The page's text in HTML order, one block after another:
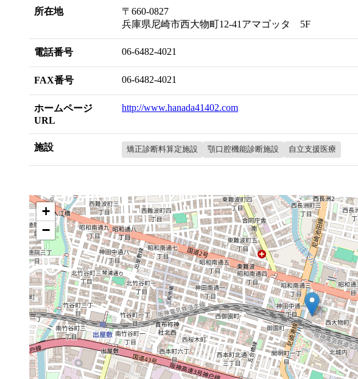
所在地
〒660-0827
兵庫県尼崎市西大物町12-41アマゴッタ 5F
電話番号 06-6482-4021
FAX番号 06-6482-4021
ホームページ
URL
http://www.hanada41402.com
施設 矯正診断料算定施設 顎口腔機能診断施設 自立支援医療
+
−